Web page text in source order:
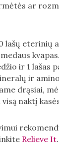
ar
lašų eterinių
ir 1 lašas
ir
drąsiai,
naktį
Relieve It